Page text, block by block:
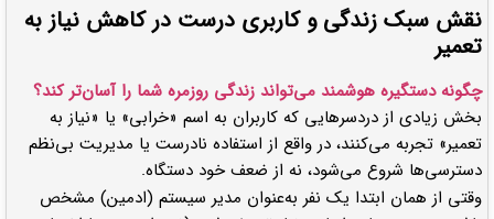
نقش سبک زندگی و کاربری درست در کاهش نیاز به
تعمیر
چگونه دستگیره هوشمند می‌تواند زندگی روزمره شما را آسان‌تر کند؟
بخش زیادی از دردسرهایی که کاربران به اسم «خرابی» یا «نیاز به
تعمیر» تجربه می‌کنند، در واقع از استفاده نادرست یا مدیریت بی‌نظم
دسترسی‌ها شروع می‌شود، نه از ضعف خود دستگاه.
وقتی از همان ابتدا یک نفر به‌عنوان مدیر سیستم (ادمین) مشخص